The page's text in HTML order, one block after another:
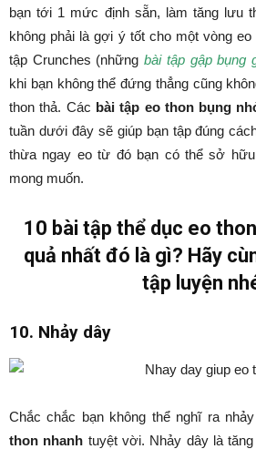
bạn tới 1 mức định sẵn, làm tăng lưu
không phải là gợi ý tốt cho một vòng
tập Crunches (nhữngbài tập gập bụng
khi bạn không thể đứng thẳng cũng
thon thả. Các bài tập eo thon bụng
tuần dưới đây sẽ giúp bạn tập đúng
thừa ngay eo từ đó bạn có thể sở
mong muốn.
10 bài tập thể dục eo
quả nhất đó là gì? Hãy
tập luyện
10. Nhảy dây
Chắc chắc bạn không thể nghĩ ra
thon nhanh tuyệt vời. Nhảy dây là